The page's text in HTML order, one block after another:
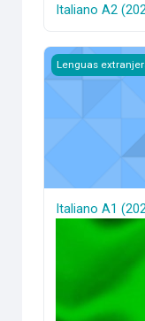
Italiano A2
Italiano A1
Lenguas
Italiano A1